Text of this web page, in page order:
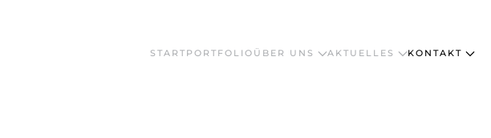
START PORTFOLIO ÜBER UNS AKTUELLES KONTAKT